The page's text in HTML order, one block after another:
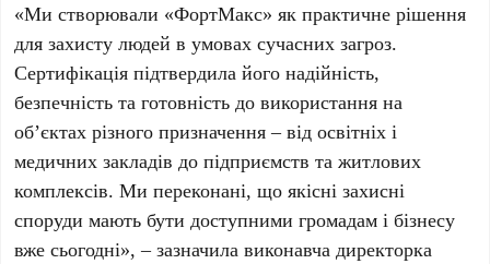
«Ми створювали «ФортМакс» як практичне рішення
для захисту людей в умовах сучасних загроз.
Сертифікація підтвердила його надійність,
безпечність та готовність до використання на
об’єктах різного призначення – від освітніх і
медичних закладів до підприємств та житлових
комплексів. Ми переконані, що якісні захисні
споруди мають бути доступними громадам і бізнесу
вже сьогодні», – зазначила виконавча директорка